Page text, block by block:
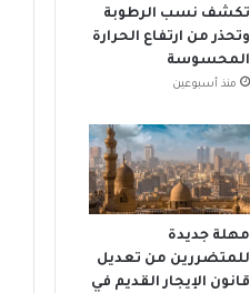
تكشف نسب الرطوبة
وتحذر من ارتفاع الحرارة
المحسوسة
منذ أسبوعين
مهلة جديدة
للمتضررين من تعديل
قانون الإيجار القديم في